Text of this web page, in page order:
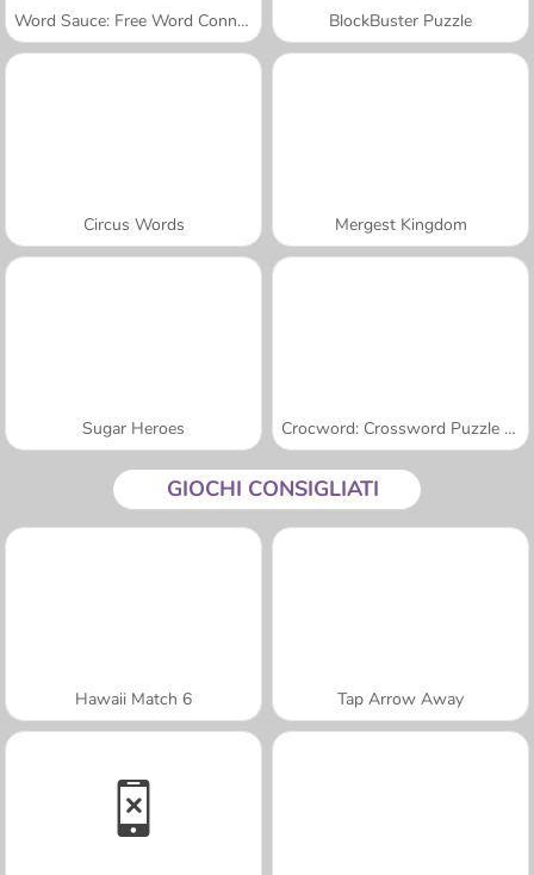
Word Sauce: Free Word Connect Puzzle BlockBuster Puzzle
Circus Words Mergest Kingdom
Sugar Heroes Crocword: Crossword Puzzle Game
GIOCHI CONSIGLIATI
Hawaii Match 6 Tap Arrow Away